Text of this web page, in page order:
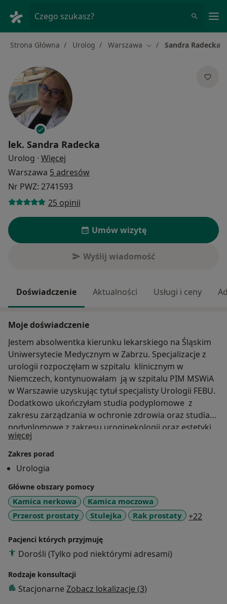
Czego szukasz?
Strona Główna Urolog Warszawa Zmień miasto
Sandra Radecka
lek. Sandra Radecka
Urolog · Więcej
Warszawa 5 adresów
Nr PWZ: 2741593
25 opinii
Umów wizytę
Wyślij wiadomość
Doświadczenie Aktualności Usługi i ceny
Moje doświadczenie
Jestem absolwentka kierunku lekarskiego na Śląskim
Uniwersytecie Medycznym w Zabrzu. Specjalizacje z
urologii rozpoczęłam w szpitalu klinicznym w
Niemczech, kontynuowałam ją w szpitalu PIM MSWiA
w Warszawie uzyskując tytuł specjalisty Urologii FEBU.
Dodatkowo ukończyłam studia podyplomowe z
zakresu zarządzania w ochronie zdrowia oraz studia
podyplomowe z zakresu uroginekologii oraz estetyki
lekarskiej. W roku 2020 uzyskałam honorowa odznakę
za zasługi w ochronie zdrowia od Ministra Zdrowia.
Zajmuję się konsultacjami z zakresu chorób układu
moczowego, nowotworów układu moczowego oraz
infekcji układu moczowego. Konsultacji udzielam w
języku polskim, niemieckim oraz angielskim. Stale
uczestniczę w konferencjach krajowych oraz
zagranicznych.Zależy mi aby każda wizyta przebiegała
w przyjaznej, spokojnej i swobodnej atmosferze.
więcej
Zakres porad
Urologia
Główne obszary pomocy
Kamica nerkowa
Kamica moczowa
Przerost prostaty
Stulejka Rak prostaty +22
Pacjenci których przyjmuję
Dorośli (Tylko pod niektórymi adresami)
Rodzaje konsultacji
Stacjonarne Zobacz lokalizacje (3)